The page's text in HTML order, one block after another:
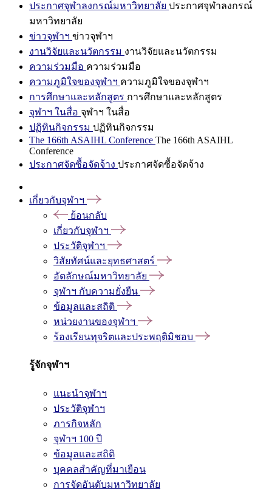
ประกาศจุฬาลงกรณ์มหาวิทยาลัย ประกาศจุฬาลงกรณ์
มหาวิทยาลัย
ข่าวจุฬาฯ ข่าวจุฬาฯ
งานวิจัยและนวัตกรรม งานวิจัยและนวัตกรรม
ความร่วมมือ ความร่วมมือ
ความภูมิใจของจุฬาฯ ความภูมิใจของจุฬาฯ
การศึกษาและหลักสูตร การศึกษาและหลักสูตร
จุฬาฯ ในสื่อ จุฬาฯ ในสื่อ
ปฏิทินกิจกรรม ปฏิทินกิจกรรม
The 166th ASAIHL Conference The 166th ASAIHL
Conference
ประกาศจัดซื้อจัดจ้าง ประกาศจัดซื้อจัดจ้าง
เกี่ยวกับจุฬาฯ
ย้อนกลับ
เกี่ยวกับจุฬาฯ
ประวัติจุฬาฯ
วิสัยทัศน์และยุทธศาสตร์
อัตลักษณ์มหาวิทยาลัย
จุฬาฯ กับความยั่งยืน
ข้อมูลและสถิติ
หน่วยงานของจุฬาฯ
ร้องเรียนทุจริตและประพฤติมิชอบ
รู้จักจุฬาฯ
แนะนำจุฬาฯ
ประวัติจุฬาฯ
ภารกิจหลัก
จุฬาฯ 100 ปี
ข้อมูลและสถิติ
บุคคลสำคัญที่มาเยือน
การจัดอันดับมหาวิทยาลัย